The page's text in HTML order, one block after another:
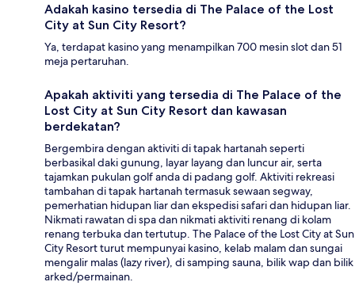
Adakah kasino tersedia di The Palace of the Lost
City at Sun City Resort?
Ya, terdapat kasino yang menampilkan 700 mesin slot dan 51
meja pertaruhan.
Apakah aktiviti yang tersedia di The Palace of the
Lost City at Sun City Resort dan kawasan
berdekatan?
Bergembira dengan aktiviti di tapak hartanah seperti
berbasikal daki gunung, layar layang dan luncur air, serta
tajamkan pukulan golf anda di padang golf. Aktiviti rekreasi
tambahan di tapak hartanah termasuk sewaan segway,
pemerhatian hidupan liar dan ekspedisi safari dan hidupan liar.
Nikmati rawatan di spa dan nikmati aktiviti renang di kolam
renang terbuka dan tertutup. The Palace of the Lost City at Sun
City Resort turut mempunyai kasino, kelab malam dan sungai
mengalir malas (lazy river), di samping sauna, bilik wap dan bilik
arked/permainan.